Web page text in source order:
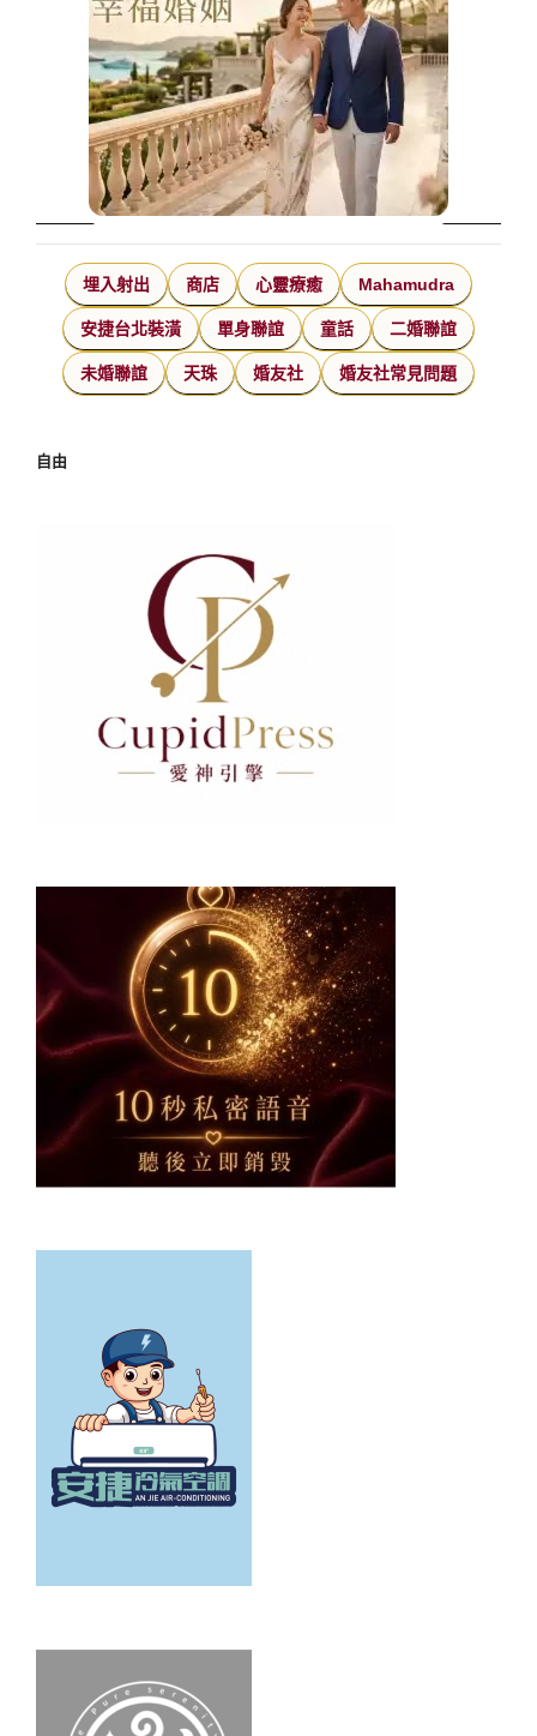
埋入射出 商店 心靈療癒 Mahamudra
安捷台北裝潢 單身聯誼 童話 二婚聯誼
未婚聯誼 天珠 婚友社 婚友社常見問題
自由